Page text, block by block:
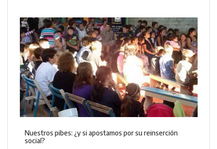
Nuestros pibes: ¿y si apostamos por su reinserción
social?